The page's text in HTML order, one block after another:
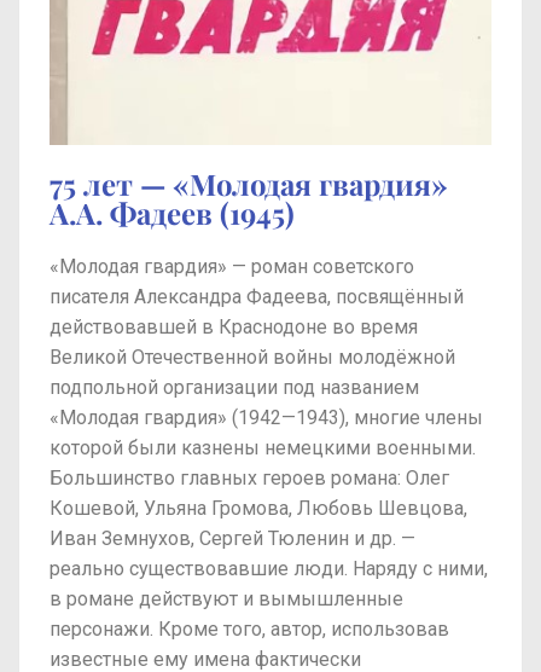
75 лет — «Молодая гвардия»
А.А. Фадеев (1945)
«Молодая гвардия» — роман советского
писателя Александра Фадеева, посвящённый
действовавшей в Краснодоне во время
Великой Отечественной войны молодёжной
подпольной организации под названием
«Молодая гвардия» (1942—1943), многие члены
которой были казнены немецкими военными.
Большинство главных героев романа: Олег
Кошевой, Ульяна Громова, Любовь Шевцова,
Иван Земнухов, Сергей Тюленин и др. —
реально существовавшие люди. Наряду с ними,
в романе действуют и вымышленные
персонажи. Кроме того, автор, использовав
известные ему имена фактически